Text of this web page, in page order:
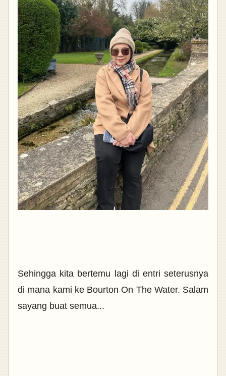
Sehingga kita bertemu lagi di entri seterusnya
di mana kami ke Bourton On The Water. Salam
sayang buat semua...